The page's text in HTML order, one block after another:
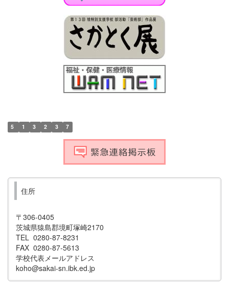
5 1 3 2 3 7
住所
〒306-0405
茨城県猿島郡境町塚崎2170
TEL 0280-87-8231
FAX 0280-87-5613
学校代表メールアドレス
koho@sakai-sn.ibk.ed.jp